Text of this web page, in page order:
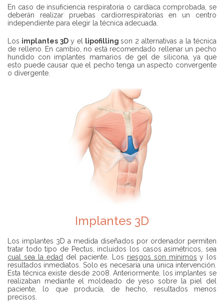
A
R
U
C
I
R
U
J
En caso de insuficiencia respiratoria o cardíaca comprobada, se
deberán realizar pruebas cardiorrespiratorias en un centro
independiente para elegir la técnica adecuada.
Los implantes 3D y el lipofillingson 2 alternativas a la técnica
de relleno. En cambio, no está recomendado rellenar un pecho
hundido con implantes mamarios de gel de silicona, ya que
esto puede causar que el pecho tenga un aspecto convergente
o divergente.
Implantes 3D
Los implantes 3D a medida diseñados por ordenador permiten
tratar todo tipo de Pectus, incluidos los casos asimétricos, sea
cual sea la edad del paciente. Los riesgos son mínimos y los
resultados inmediatos. Solo es necesaria una única intervención.
Esta técnica existe desde 2008. Anteriormente, los implantes se
realizaban mediante el moldeado de yeso sobre la piel del
paciente, lo que producía, de hecho, resultados menos
precisos.